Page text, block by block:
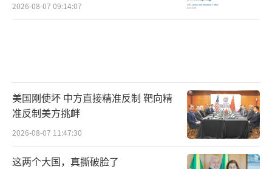
2026-08-07 09:14:07
美国刚使坏 中方直接精准反制 靶向精
准反制美方挑衅
2026-08-07 11:47:30
这两个大国，真撕破脸了